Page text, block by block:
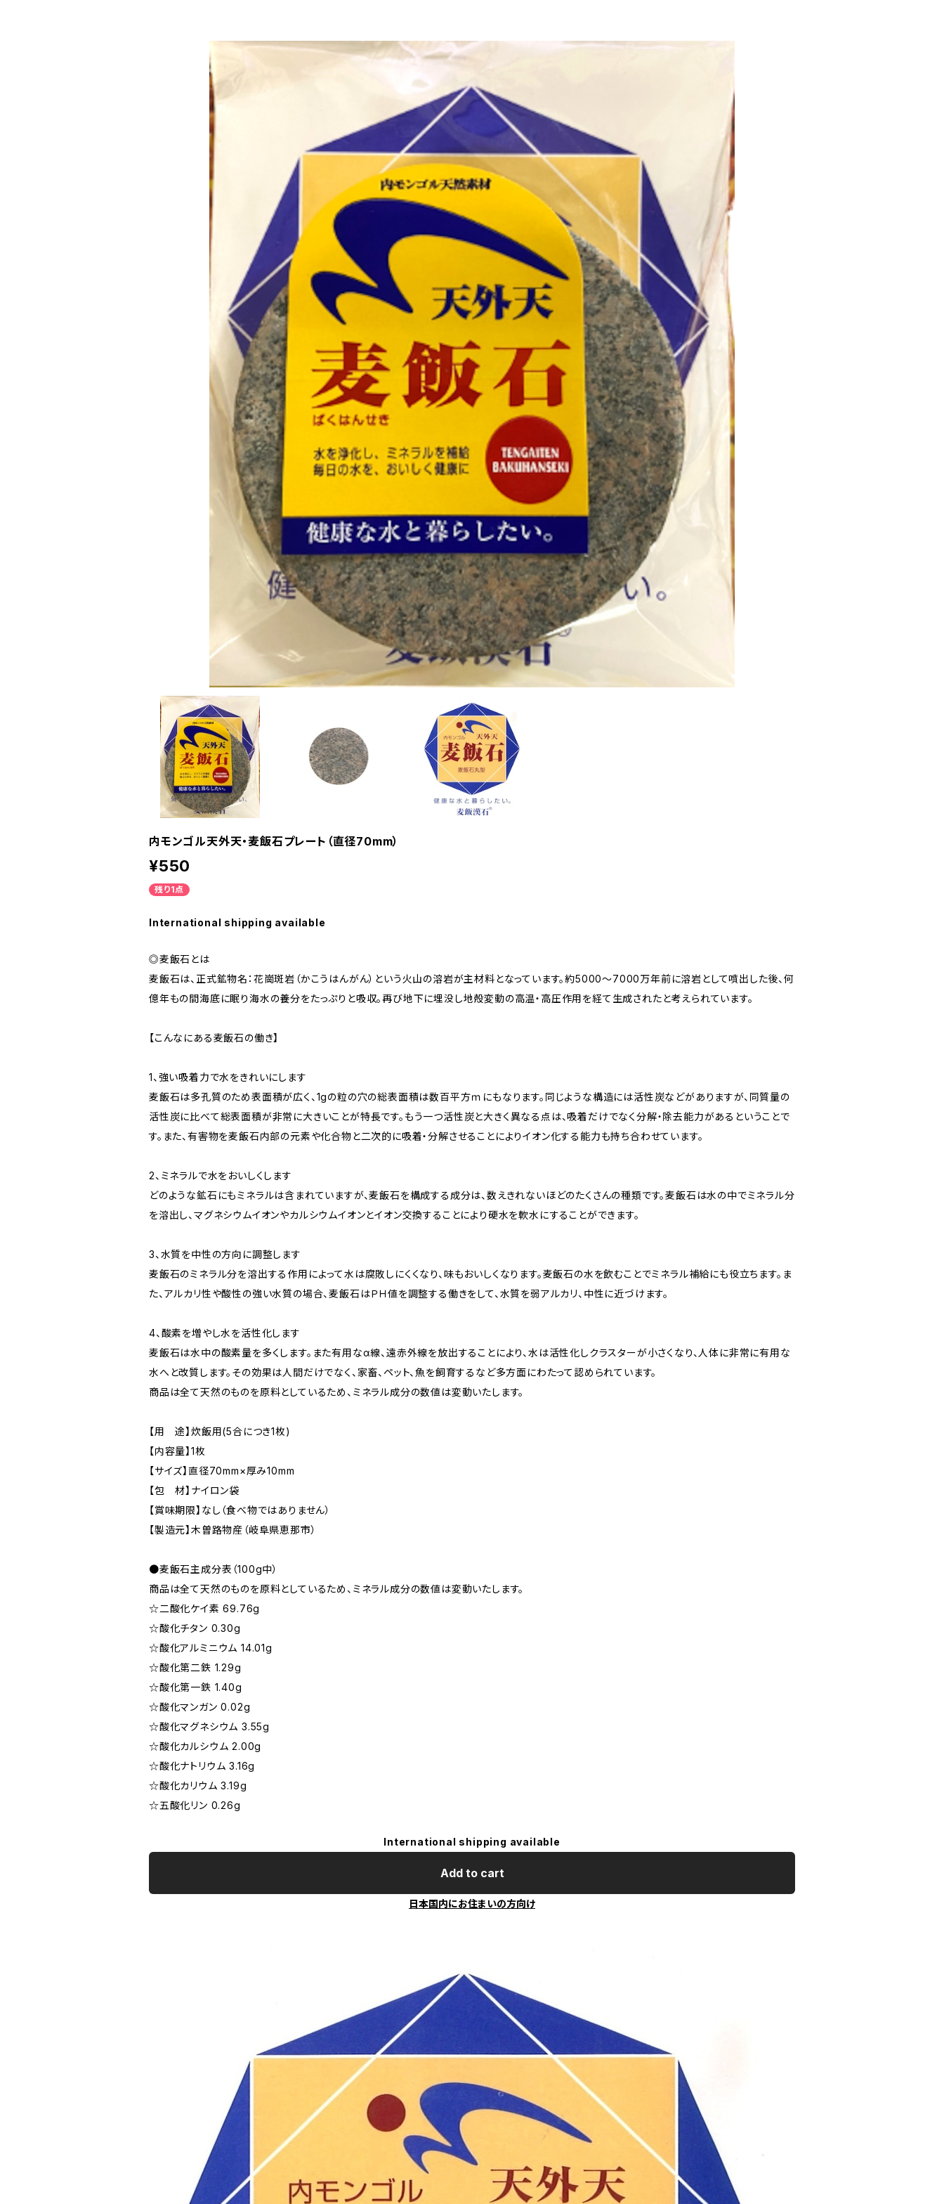
内モンゴル天外天・麦飯石プレート（直径70mm）
¥550
残り1点
International shipping available
◎麦飯石とは
麦飯石は、正式鉱物名：花崗斑岩（かこうはんがん）という火山の溶岩が主材料となっています。約5000～7000万年前に溶岩として噴出した後、何
億年もの間海底に眠り海水の養分をたっぷりと吸収。再び地下に埋没し地殻変動の高温・高圧作用を経て生成されたと考えられています。
【こんなにある麦飯石の働き】
1、強い吸着力で水をきれいにします
麦飯石は多孔質のため表面積が広く、1gの粒の穴の総表面積は数百平方ｍにもなります。同じような構造には活性炭などがありますが、同質量の
活性炭に比べて総表面積が非常に大きいことが特長です。もう一つ活性炭と大きく異なる点は、吸着だけでなく分解・除去能力があるということで
す。また、有害物を麦飯石内部の元素や化合物と二次的に吸着・分解させることによりイオン化する能力も持ち合わせています。
2、ミネラルで水をおいしくします
どのような鉱石にもミネラルは含まれていますが、麦飯石を構成する成分は、数えきれないほどのたくさんの種類です。麦飯石は水の中でミネラル分
を溶出し、マグネシウムイオンやカルシウムイオンとイオン交換することにより硬水を軟水にすることができます。
3、水質を中性の方向に調整します
麦飯石のミネラル分を溶出する作用によって水は腐敗しにくくなり、味もおいしくなります。麦飯石の水を飲むことでミネラル補給にも役立ちます。ま
た、アルカリ性や酸性の強い水質の場合、麦飯石はＰＨ値を調整する働きをして、水質を弱アルカリ、中性に近づけます。
4、酸素を増やし水を活性化します
麦飯石は水中の酸素量を多くします。また有用なα線、遠赤外線を放出することにより、水は活性化しクラスターが小さくなり、人体に非常に有用な
水へと改質します。その効果は人間だけでなく、家畜、ペット、魚を飼育するなど多方面にわたって認められています。
商品は全て天然のものを原料としているため、ミネラル成分の数値は変動いたします。
【用 途】炊飯用(5合につき1枚)
【内容量】1枚
【サイズ】直径70mm×厚み10mm
【包 材】ナイロン袋
【賞味期限】なし（食べ物ではありません）
【製造元】木曽路物産（岐阜県恵那市）
●麦飯石主成分表（100g中）
商品は全て天然のものを原料としているため、ミネラル成分の数値は変動いたします。
☆二酸化ケイ素 69.76g
☆酸化チタン 0.30g
☆酸化アルミニウム 14.01g
☆酸化第二鉄 1.29g
☆酸化第一鉄 1.40g
☆酸化マンガン 0.02g
☆酸化マグネシウム 3.55g
☆酸化カルシウム 2.00g
☆酸化ナトリウム 3.16g
☆酸化カリウム 3.19g
☆五酸化リン 0.26g
International shipping available
Add to cart
日本国内にお住まいの方向け